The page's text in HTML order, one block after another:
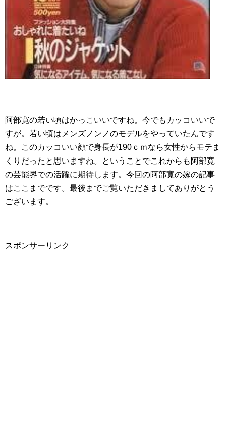
阿部寛の若い頃はかっこいいですね。今でもカッコいいで
すが。若い頃はメンズノンノのモデルをやっていたんです
ね。このカッコいい顔で身長が190ｃｍなら女性からモテま
くりだったと思いますね。ということでこれからも阿部寛
の芸能界での活躍に期待します。今回の阿部寛の嫁の記事
はここまでです。最後までご覧いただきましてありがとう
ございます。
スポンサーリンク